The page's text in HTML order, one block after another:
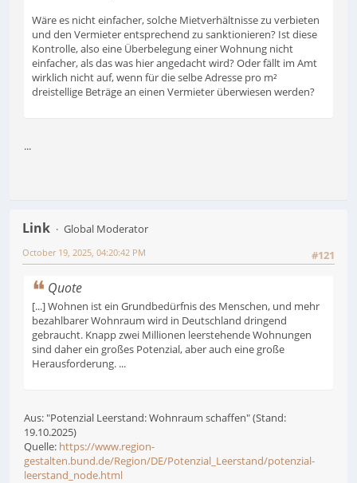
Wäre es nicht einfacher, solche Mietverhältnisse zu verbieten
und den Vermieter entsprechend zu sanktionieren? Ist diese
Kontrolle, also eine Überbelegung einer Wohnung nicht
einfacher, als das was hier angedacht wird? Oder fällt im Amt
wirklich nicht auf, wenn für die selbe Adresse pro m²
dreistellige Beträge an einen Vermieter überwiesen werden?
...
Link
Global Moderator
#121
October 19, 2025, 04:20:42 PM
Quote
[...] Wohnen ist ein Grundbedürfnis des Menschen, und mehr
bezahlbarer Wohnraum wird in Deutschland dringend
gebraucht. Knapp zwei Millionen leerstehende Wohnungen
sind daher ein großes Potenzial, aber auch eine große
Herausforderung. ...
Aus: "Potenzial Leerstand: Wohnraum schaffen" (Stand:
19.10.2025)
Quelle: https://www.region-
gestalten.bund.de/Region/DE/Potenzial_Leerstand/potenzial-
leerstand_node.html